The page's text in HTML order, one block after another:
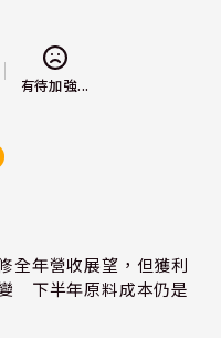
有待加強...
全年營收展望，但獲利
下半年原料成本仍是